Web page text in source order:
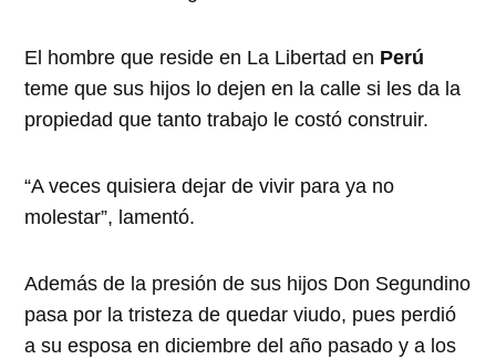
El hombre que reside en La Libertad en Perú
teme que sus hijos lo dejen en la calle si les da la
propiedad que tanto trabajo le costó construir.
“A veces quisiera dejar de vivir para ya no
molestar”, lamentó.
Además de la presión de sus hijos Don Segundino
pasa por la tristeza de quedar viudo, pues perdió
a su esposa en diciembre del año pasado y a los